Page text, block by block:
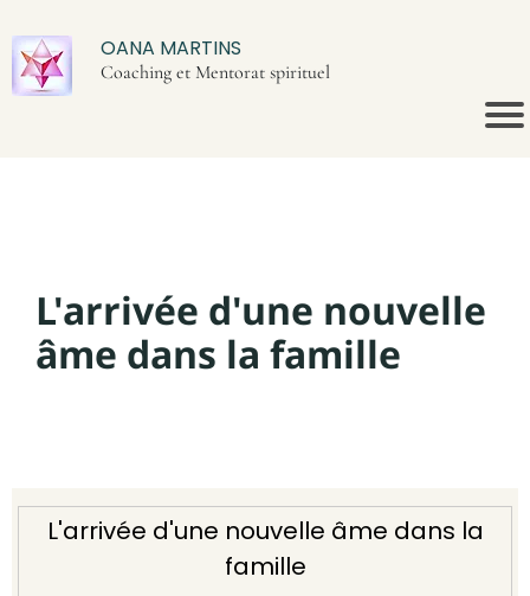
OANA MARTINS
Coaching et Mentorat spirituel
L'arrivée d'une nouvelle
âme dans la famille
L'arrivée d'une nouvelle âme dans la
famille